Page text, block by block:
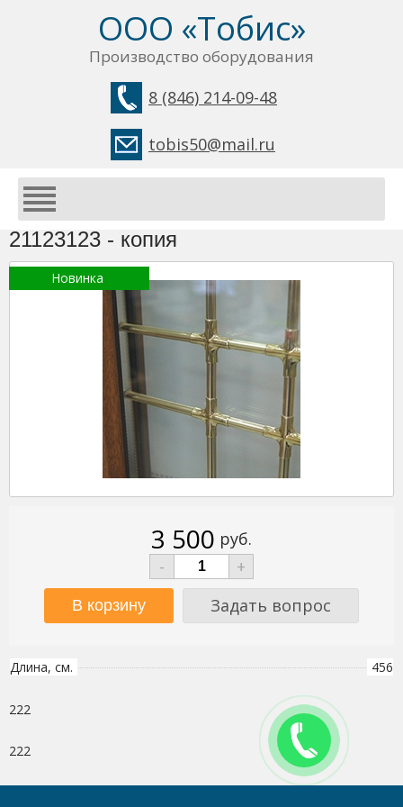
ООО «Тобис»
Производство оборудования
8 (846) 214-09-48
tobis50@mail.ru
21123123 - копия
Новинка
3 500 руб.
-
+
Задать вопрос
Длина, см. 456
222
222